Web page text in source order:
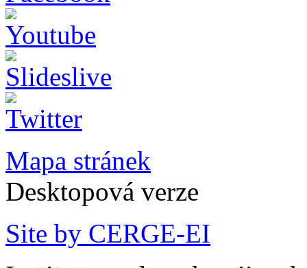
Mapa stránek
Desktopová verze
Site by CERGE-EI